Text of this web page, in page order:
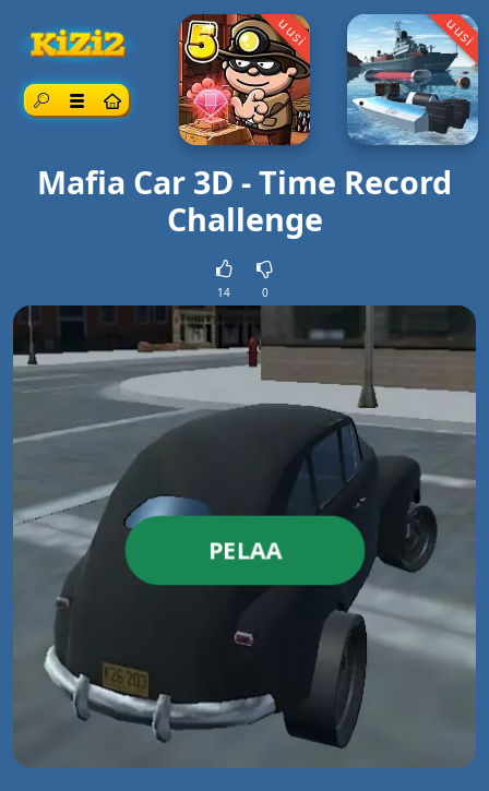
Etsi Valikko
uusi uusi
Mafia Car 3D - Time Record
Challenge
14 0
PELAA